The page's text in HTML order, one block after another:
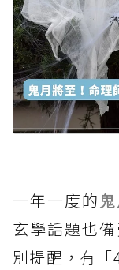
一年一度的
玄學話題也
別提醒，有